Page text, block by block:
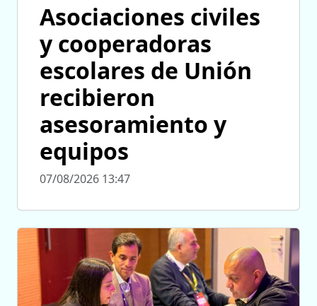
Asociaciones civiles
y cooperadoras
escolares de Unión
recibieron
asesoramiento y
equipos
07/08/2026 13:47